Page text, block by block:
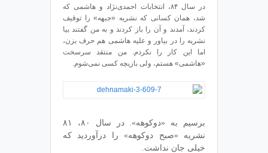
در سال ۸۴، انتخابات احمدی‌نژاد و هاشمی که
شد، همان کسانی که نشریه‌ «جبهه» را توقیف
کردند، آمدند و آن را باز کردند و به من گفتند بیا
نشریه را در بیاور و علیه هاشمی هم حرف بزن،
اما این کار را نکردم. من منتقد سرسخت
«هاشمی» هستم، ولی بازیچه‌ کسی نمی‌شوم.
برسیم به «دوکوهه». در سال ۸۰، ۸۱
نشریه‌ «صبح دوکوهه» را درآوردید که
خیلی جان نداشت.